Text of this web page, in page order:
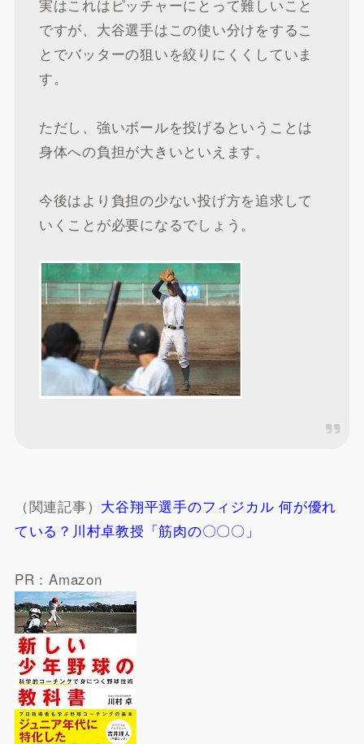
実はこれはピッチャーにとって難しいこと
ですが、大谷選手はこの使い分けをするこ
とでバッターの狙いを絞りにくくしていま
す。
ただし、強いボールを投げるということは
身体への負担が大きいといえます。
今後はより負担の少ない投げ方を追求して
いくことが必要になるでしょう。
（関連記事） 大谷翔平選手のフィジカル 何が優れ
ている？川村卓教授「筋肉の〇〇〇」
PR：Amazon